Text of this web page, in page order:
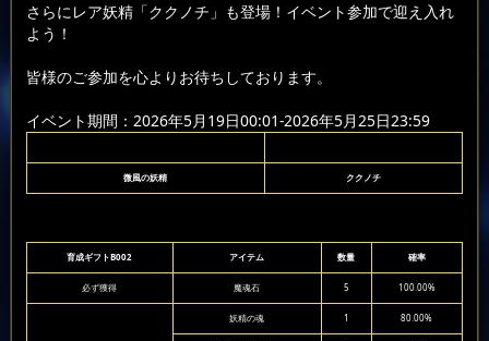
さらにレア妖精「ククノチ」も登場！イベント参加で迎え入れ
よう！
皆様のご参加を心よりお待ちしております。
イベント期間：2026年5月19日00:01-2026年5月25日23:59
微風の妖精 ククノチ
育成ギフトB002 アイテム 数量 確率
必ず獲得 魔魂石 5 100.00%
妖精の魂 1 80.00%